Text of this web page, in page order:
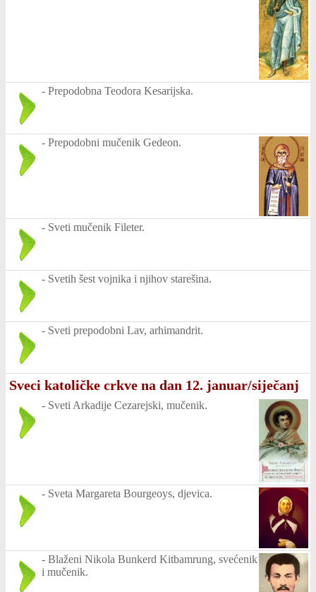
- Prepodobna Teodora Kesarijska.
- Prepodobni mučenik Gedeon.
- Sveti mučenik Fileter.
- Svetih šest vojnika i njihov starešina.
- Sveti prepodobni Lav, arhimandrit.
Sveci katoličke crkve na dan 12. januar/siječanj
- Sveti Arkadije Cezarejski, mučenik.
- Sveta Margareta Bourgeoys, djevica.
- Blaženi Nikola Bunkerd Kitbamrung, svećenik
i mučenik.